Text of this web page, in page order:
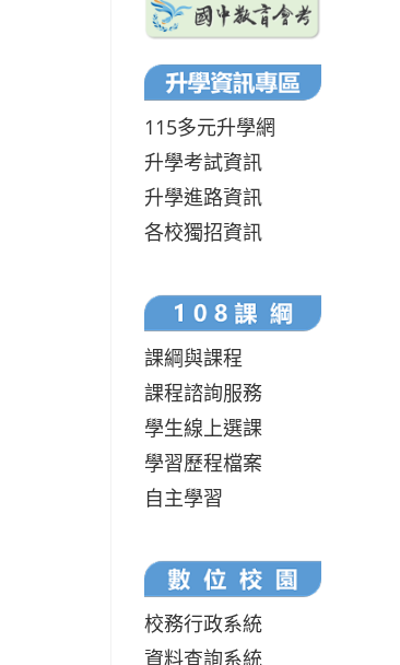
115多元升學網
升學考試資訊
升學進路資訊
各校獨招資訊
課綱與課程
課程諮詢服務
學生線上選課
學習歷程檔案
自主學習
校務行政系統
資料查詢系統